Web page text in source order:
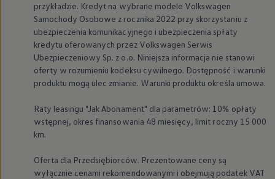
przykładzie. Kredyt na wybrane modele Volkswagen
Samochody Osobowe z rocznika 2022 przy skorzystaniu z
ubezpieczenia komunikacyjnego i ubezpieczenia spłaty
kredytu oferowanych przez Volkswagen Serwis
Ubezpieczeniowy Sp. z o.o. Niniejsza informacja nie stanowi
oferty w rozumieniu kodeksu cywilnego. Dostępność i warunki
produktu mogą ulec zmianie. Warunki produktu określa umowa.
Raty leasingu "Jak Abonament" dla parametrów: 10% opłaty
wstępnej, okres finansowania 48 miesięcy, limit roczny 15 000
km.
Oferta dla Przedsiębiorców. Prezentowane ceny są
wyłącznie cenami rekomendowanymi i obejmują podatek VAT